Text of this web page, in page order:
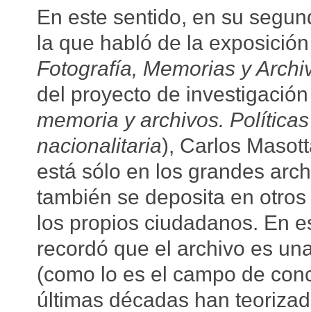
En este sentido, en su
la que habló de la
Fotografía, Memorias y
del proyecto de
memoria y archivos.
nacionalitaria), Carlos
está sólo en los grandes
también se deposita en
los propios ciudadanos. En
recordó que el archivo es
(como lo es el campo de
últimas décadas han